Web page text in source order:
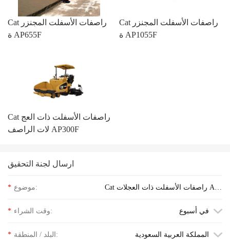
Cat راصفات الأسفلت المجنزر
ة AP655F
Cat راصفات الأسفلت المجنزر
ة AP1055F
Cat راصفات الأسفلت ذات العج
لات الراصف AP300F
ارسال لجنة التحقيق
* موضوع: Cat راصفات الأسفلت ذات العجلات AP6
00F استفسر عن سعر الكلمة * وقت الشراء: في أسبوع
* البلد / المنطقة: المملكة العربية السعودية